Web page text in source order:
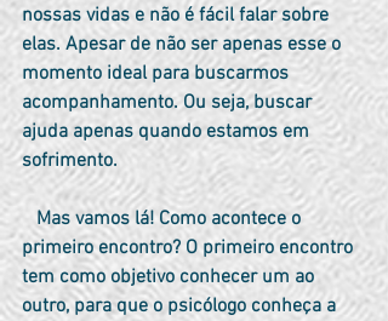
nossas vidas e não é fácil falar sobre
elas. Apesar de não ser apenas esse o
momento ideal para buscarmos
acompanhamento. Ou seja, buscar
ajuda apenas quando estamos em
sofrimento.
primeiro encontro? O primeiro encontro
tem como objetivo conhecer um ao
outro, para que o psicólogo conheça a